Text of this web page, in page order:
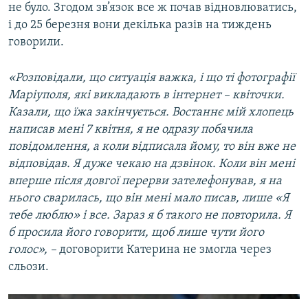
не було. Згодом зв’язок все ж почав відновлюватись,
і до 25 березня вони декілька разів на тиждень
говорили.
«Розповідали, що ситуація важка, і що ті фотографії
Маріуполя, які викладають в інтернет – квіточки.
Казали, що їжа закінчується. Востаннє мій хлопець
написав мені 7 квітня, я не одразу побачила
повідомлення, а коли відписала йому, то він вже не
відповідав. Я дуже чекаю на дзвінок. Коли він мені
вперше після довгої перерви зателефонував, я на
нього сварилась, що він мені мало писав, лише «Я
тебе люблю» і все. Зараз я б такого не повторила. Я
б просила його говорити, щоб лише чути його
голос», – договорити Катерина не змогла через
сльози.